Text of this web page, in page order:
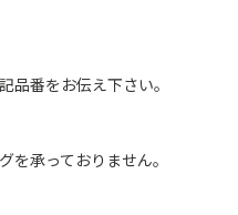
品番をお伝え下さい。
を承っておりません。